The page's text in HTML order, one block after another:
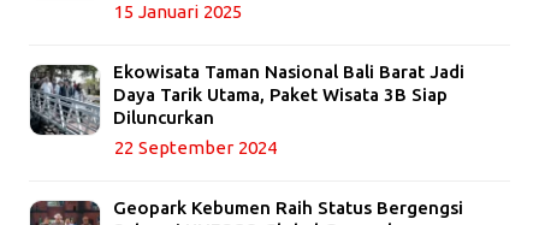
15 Januari 2025
Ekowisata Taman Nasional Bali Barat Jadi
Daya Tarik Utama, Paket Wisata 3B Siap
Diluncurkan
22 September 2024
Geopark Kebumen Raih Status Bergengsi